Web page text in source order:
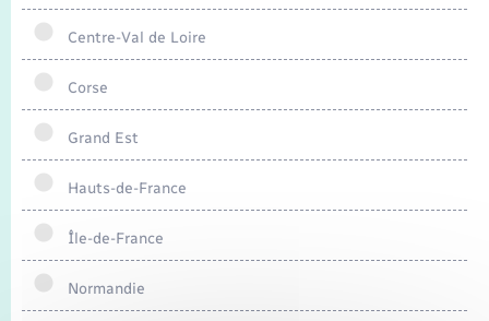
Centre-Val de Loire
Corse
Grand Est
Hauts-de-France
Île-de-France
Normandie